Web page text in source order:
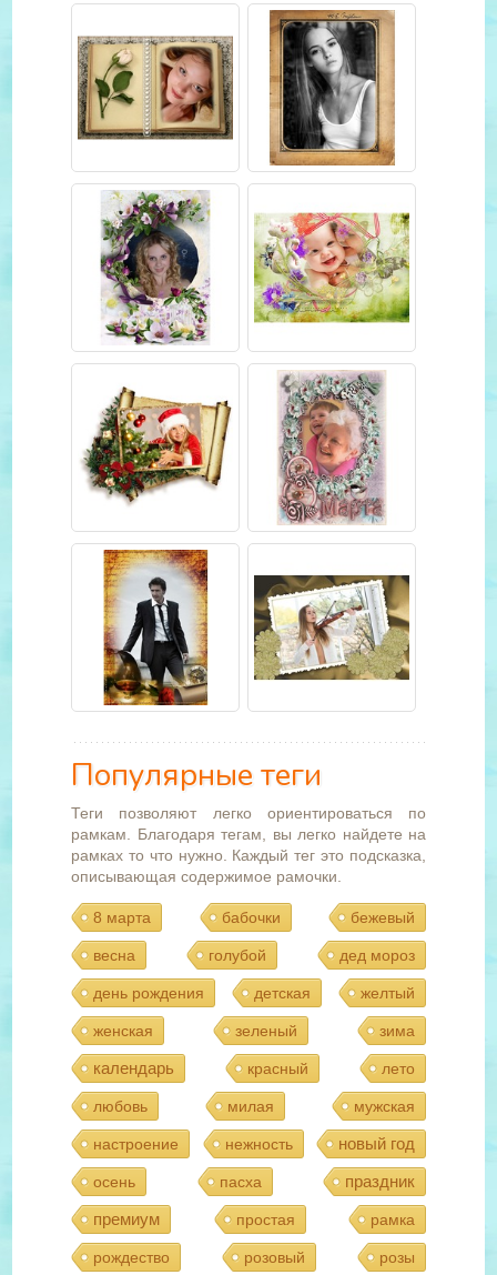
Популярные теги
Теги позволяют легко ориентироваться по
рамкам. Благодаря тегам, вы легко найдете на
рамках то что нужно. Каждый тег это подсказка,
описывающая содержимое рамочки.
8 марта бабочки бежевый
весна голубой дед мороз
день рождения детская желтый
женская зеленый зима
календарь красный лето
любовь милая мужская
настроение нежность новый год
осень пасха
праздник
премиум
простая рамка
рождество розовый розы